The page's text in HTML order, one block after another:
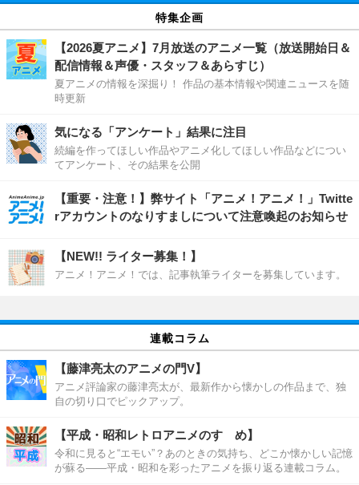
特集企画
【2026夏アニメ】7月放送のアニメ一覧（放送開始日＆
配信情報＆声優・スタッフ＆あらすじ）
夏アニメの情報を深掘り！ 作品の基本情報や関連ニュースを随
時更新
気になる「アンケート」結果に注目
続編を作ってほしい作品やアニメ化してほしい作品などについ
てアンケート、その結果を公開
【重要・注意！】弊サイト「アニメ！アニメ！」Twitte
rアカウントのなりすましについて注意喚起のお知らせ
【NEW!! ライター募集！】
アニメ！アニメ！では、記事執筆ライターを募集しています。
連載コラム
【藤津亮太のアニメの門V】
アニメ評論家の藤津亮太が、最新作から懐かしの作品まで、独
自の切り口でピックアップ。
【平成・昭和レトロアニメのすゝめ】
令和に見ると“エモい”？あのときの気持ち、どこか懐かしい記憶
が蘇る――平成・昭和を彩ったアニメを振り返る連載コラム。